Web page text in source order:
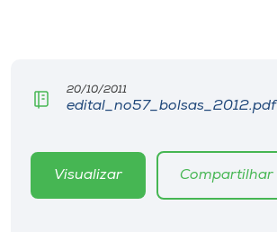
Museu
20/10/2011
edital_no57_bolsas_2012.pdf
Visualizar Compartilhar